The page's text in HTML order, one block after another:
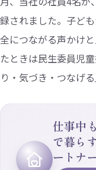
録されました。子ど
全につながる声かけ
たときは民生委員児
り・気づき・つなげ
仕事中
で暮ら
ートナ